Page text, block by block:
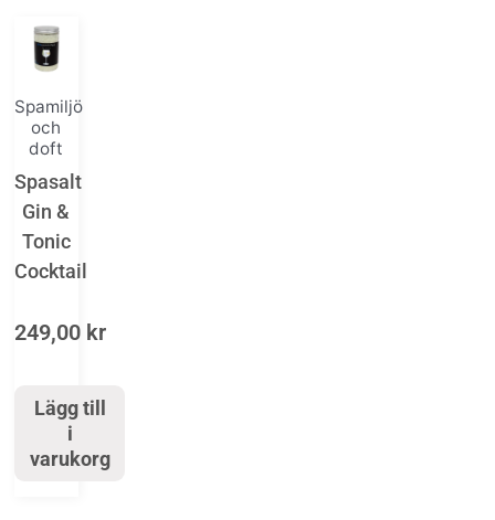
Spamiljö
och
doft
Spasalt
Gin &
Tonic
Cocktail
249,00 kr
Lägg till
i
varukorg